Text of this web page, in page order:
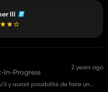
III
In-Progress
2 years ago
y aurait possibilité de faire un